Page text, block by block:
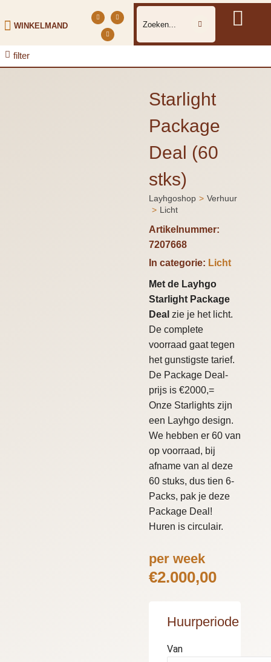
WINKELMAND
filter
Starlight
Package
Deal (60
stks)
Je bent hier:
Layhgoshop
Verhuur
Licht
Artikelnummer:
7207668
In categorie: Licht
Met de Layhgo
Starlight Package
Deal zie je het licht.
De complete
voorraad gaat tegen
het gunstigste tarief.
De Package Deal-
prijs is €2000,=
Onze Starlights zijn
een Layhgo design.
We hebben er 60 van
op voorraad, bij
afname van al deze
60 stuks, dus tien 6-
Packs, pak je deze
Package Deal!
Huren is circulair.
per week
€2.000,00
Huurperiode
Van